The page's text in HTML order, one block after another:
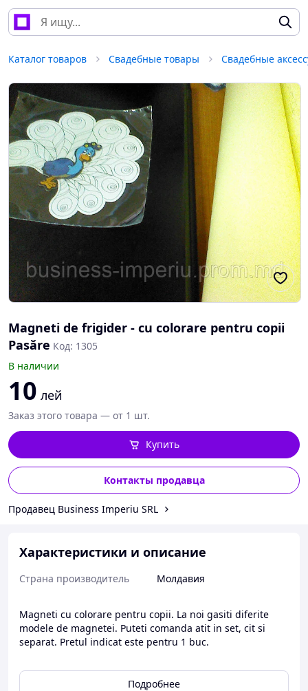
Каталог товаров Свадебные товары Свадебные
Magneti de frigider - cu colorare pentru copii
Pasăre Код: 1305
В наличии
10 лей
Заказ этого товара — от 1 шт.
Контакты продавца
Купить
Продавец Business Imperiu SRL
Характеристики и описание
Страна производитель Молдавия
Magneti cu colorare pentru copii. La noi gasiti diferite
modele de magnetei. Puteti comanda atit in set, cit si
separat. Pretul indicat este pentru 1 buc.
Подробнее